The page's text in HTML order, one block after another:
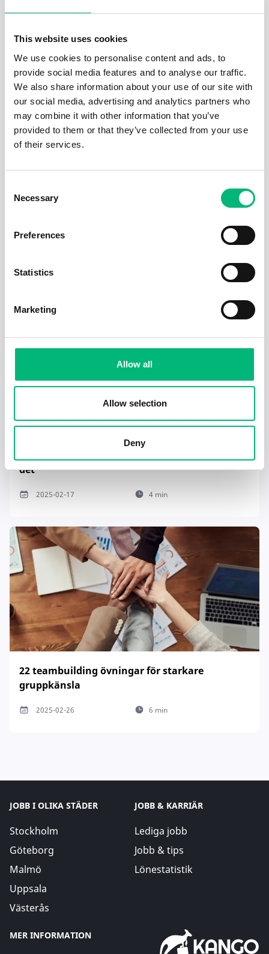
This website uses cookies
We use cookies to personalise content and ads, to
provide social media features and to analyse our traffic.
We also share information about your use of our site with
our social media, advertising and analytics partners who
may combine it with other information that you’ve
provided to them or that they’ve collected from your use
of their services.
Selection
Necessary
Preferences
Statistics
Marketing
Allow all
Allow selection
Deny
Senaste publiceringarna i Jobbnytt
Visa fler artiklar
2025-02-20
det
2025-02-17 4 min
22 teambuilding övningar för starkare
gruppkänsla
2025-02-26 6 min
JOBB I OLIKA STÄDER
Stockholm
Göteborg
Malmö
Uppsala
Västerås
JOBB & KARRIÄR
Lediga jobb
Jobb & tips
Lönestatistik
MER INFORMATION